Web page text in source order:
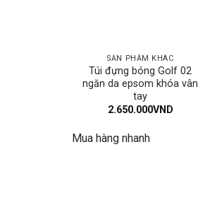
SẢN PHẨM KHÁC
Túi đựng bóng Golf 02
ngăn da epsom khóa vân
tay
2.650.000VND
Mua hàng nhanh